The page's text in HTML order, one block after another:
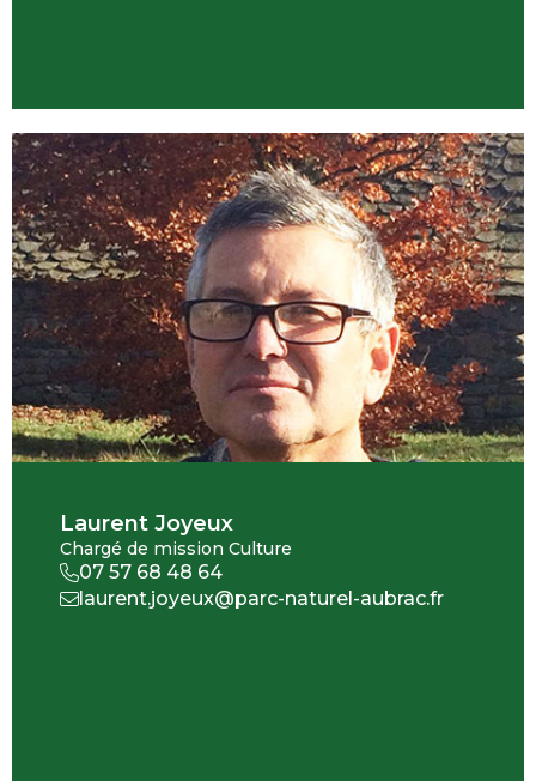
Laurent Joyeux
Chargé de mission Culture
07 57 68 48 64
laurent.joyeux@parc-naturel-aubrac.fr